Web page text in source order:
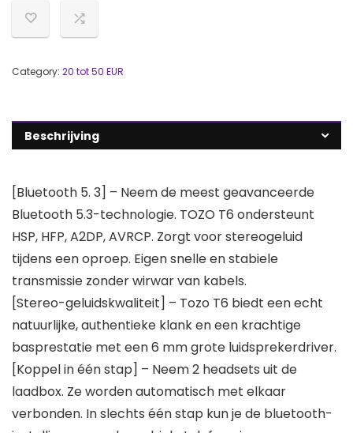
Category: 20 tot 50 EUR
Beschrijving
[Bluetooth 5. 3] – Neem de meest geavanceerde
Bluetooth 5.3-technologie. TOZO T6 ondersteunt
HSP, HFP, A2DP, AVRCP. Zorgt voor stereogeluid
tijdens een oproep. Eigen snelle en stabiele
transmissie zonder wirwar van kabels.
[Stereo-geluidskwaliteit] – Tozo T6 biedt een echt
natuurlijke, authentieke klank en een krachtige
basprestatie met een 6 mm grote luidsprekerdriver.
[Koppel in één stap] – Neem 2 headsets uit de
laadbox. Ze worden automatisch met elkaar
verbonden. In slechts één stap kun je de bluetooth-